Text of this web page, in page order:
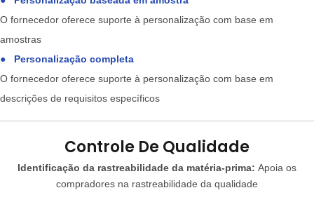
O fornecedor oferece suporte à personalização com base em
amostras
●
Personalização completa
O fornecedor oferece suporte à personalização com base em
descrições de requisitos específicos
Controle De Qualidade
Identificação da rastreabilidade da matéria-prima: Apoia os
compradores na rastreabilidade da qualidade